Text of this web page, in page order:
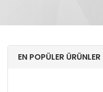
EN POPÜLER ÜRÜNLER